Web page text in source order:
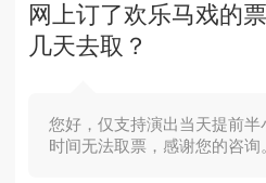
网上订了欢乐马戏的
几天去取？
您好，仅支持演出当天提前
时间无法取票，感谢您的咨询。